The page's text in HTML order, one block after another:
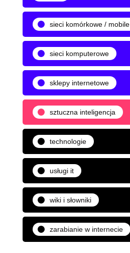
sieci komórkowe / mobile
sieci komputerowe
sklepy internetowe
sztuczna inteligencja
technologie
usługi it
wiki i słowniki
zarabianie w internecie